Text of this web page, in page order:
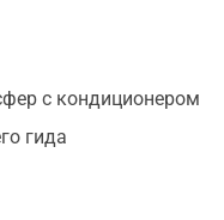
с кондиционером
гида